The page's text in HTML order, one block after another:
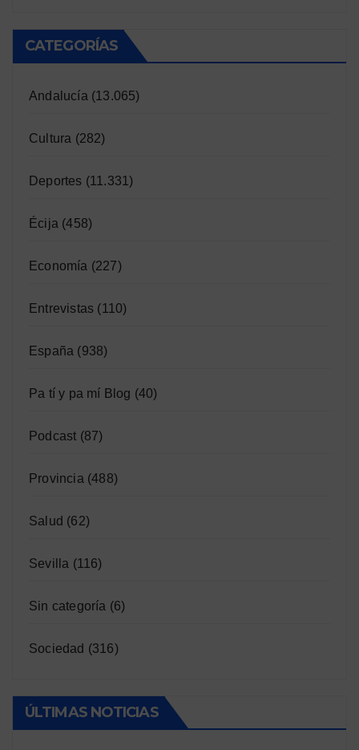
CATEGORÍAS
Andalucía (13.065)
Cultura (282)
Deportes (11.331)
Écija (458)
Economía (227)
Entrevistas (110)
España (938)
Pa tí y pa mí Blog (40)
Podcast (87)
Provincia (488)
Salud (62)
Sevilla (116)
Sin categoría (6)
Sociedad (316)
ÚLTIMAS NOTICIAS